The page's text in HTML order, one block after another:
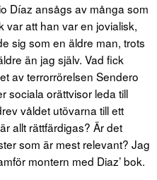
Díaz ansågs av många som
var att han var en jovialisk,
sig som en äldre man, trots
än jag själv. Vad fick
av terrorrörelsen Sendero
sociala orättvisor leda till
våldet utövarna till ett
allt rättfärdigas? Är det
som är mest relevant? Jag
montern med Diaz’ bok.